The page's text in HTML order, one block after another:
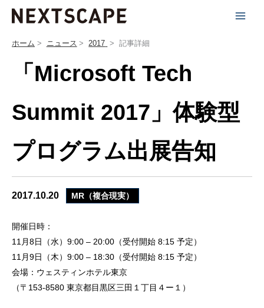
ホーム ニュース 2017 記事詳細
「Microsoft Tech
Summit 2017」体験型
プログラム出展告知
2017.10.20 MR（複合現実）
開催日時：
11月8日（水）9:00 – 20:00（受付開始 8:15 予定）
11月9日（木）9:00 – 18:30（受付開始 8:15 予定）
会場：ウェスティンホテル東京
（〒153-8580 東京都目黒区三田１丁目４ー１）